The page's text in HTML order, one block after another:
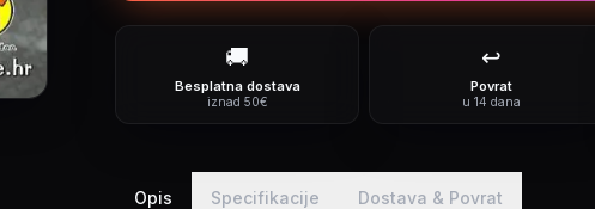
🚚
Besplatna dostava
iznad 50€
↩️
Povrat
u 14 dana
Opis Specifikacije Dostava & Povrat